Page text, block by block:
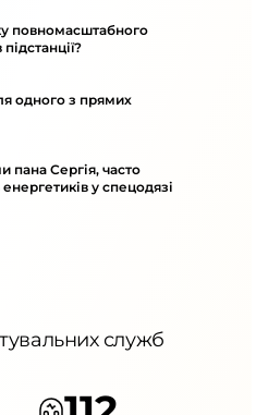
служб
повномасштабного
одного з прямих
пана Сергія, часто
у спецодязі